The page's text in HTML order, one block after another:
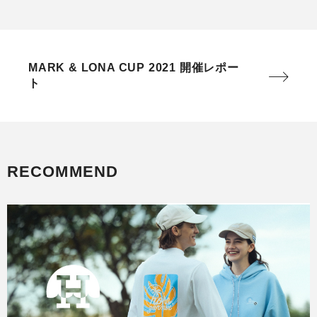
RECOMMEND
MARK & LONA CUP 2021 開催レポー
ト